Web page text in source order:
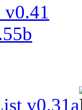
v0.31a